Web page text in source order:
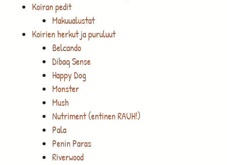
Koiran pedit
Makuualustat
Koirien herkut ja puruluut
Belcando
Dibaq Sense
Happy Dog
Monster
Mush
Nutriment (entinen RAUH!)
Pala
Penin Paras
Riverwood